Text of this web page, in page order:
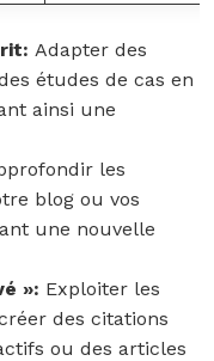
Adapter des
études de cas en
ainsi une
les
blog ou vos
une nouvelle
»: Exploiter les
des citations
ou des articles